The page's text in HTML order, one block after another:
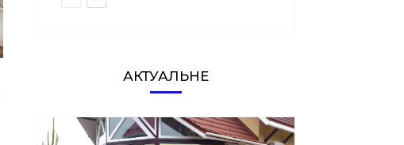
АКТУАЛЬНЕ